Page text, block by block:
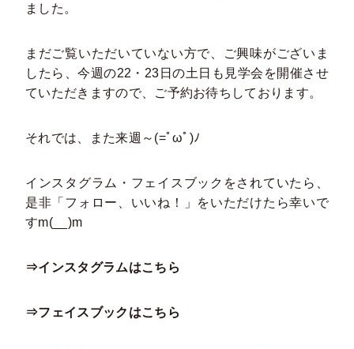
ました。
まだご覧いただいていない方で、ご興味がございま
したら、今週の22・23日の土日も見学会を開催させ
ていただきますので、ご予約お待ちしております。
それでは、また来週～(=ﾟωﾟ)ﾉ
インスタグラム・フェイスブックをされていたら、
是非「フォロー、いいね！」をいただけたら幸いで
すm(__)m
⇒インスタグラムはこちら
⇒フェイスブックはこちら